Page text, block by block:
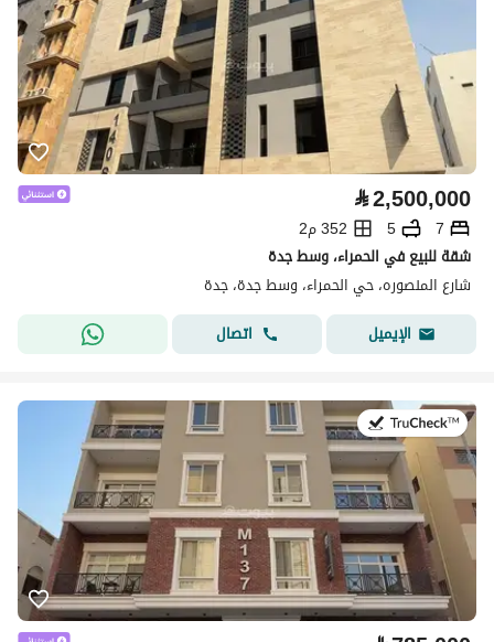
⃁2,500,000
7
5
352 م2
شقة للبيع في الحمراء، وسط جدة
شارع المنصوره، حي الحمراء، وسط جدة، جدة
الإيميل
اتصال
في:8 يوليو 2026